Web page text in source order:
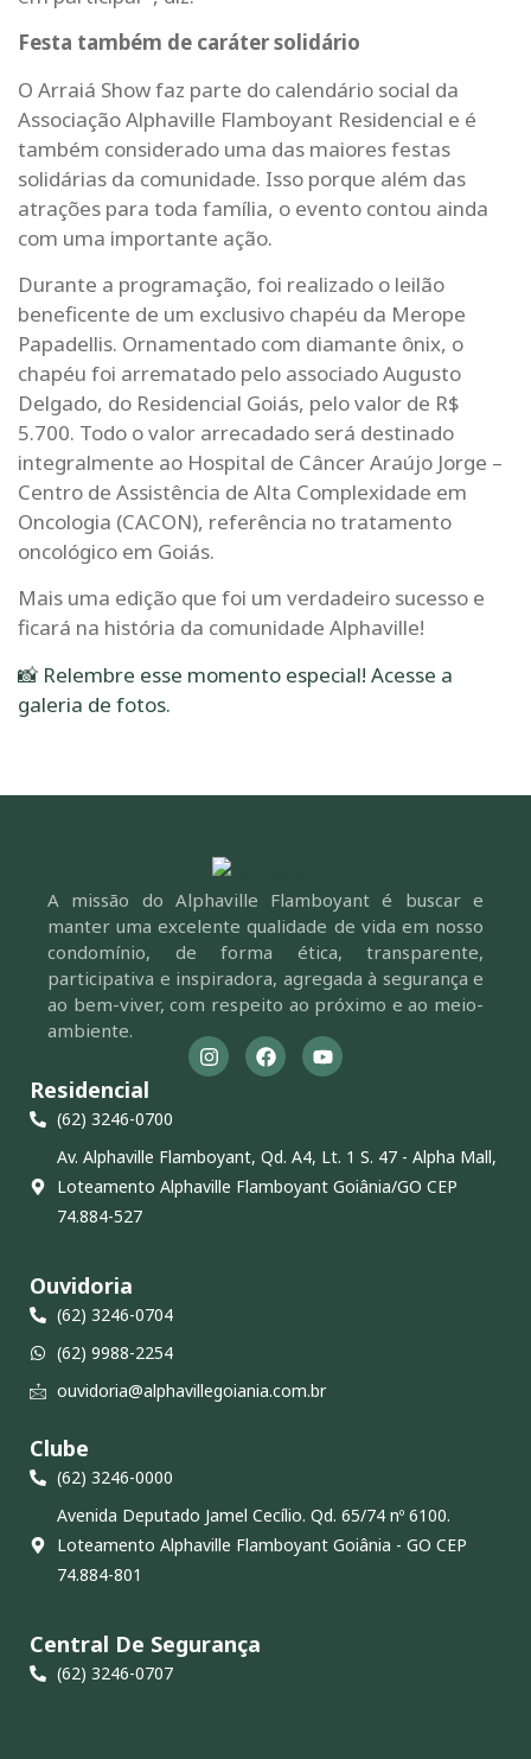
Festa também de caráter solidário
O Arraiá Show faz parte do calendário social da
Associação Alphaville Flamboyant Residencial e é
também considerado uma das maiores festas
solidárias da comunidade. Isso porque além das
atrações para toda família, o evento contou ainda
com uma importante ação.
Durante a programação, foi realizado o leilão
beneficente de um exclusivo chapéu da Merope
Papadellis. Ornamentado com diamante ônix, o
chapéu foi arrematado pelo associado Augusto
Delgado, do Residencial Goiás, pelo valor de R$
5.700. Todo o valor arrecadado será destinado
integralmente ao Hospital de Câncer Araújo Jorge –
Centro de Assistência de Alta Complexidade em
Oncologia (CACON), referência no tratamento
oncológico em Goiás.
Mais uma edição que foi um verdadeiro sucesso e
ficará na história da comunidade Alphaville!
📸 Relembre esse momento especial! Acesse a
galeria de fotos.
A missão do Alphaville Flamboyant é buscar e
manter uma excelente qualidade de vida em nosso
condomínio, de forma ética, transparente,
participativa e inspiradora, agregada à segurança e
ao bem-viver, com respeito ao próximo e ao meio-
ambiente.
Residencial
(62) 3246-0700
Av. Alphaville Flamboyant, Qd. A4, Lt. 1 S. 47 - Alpha Mall,
Loteamento Alphaville Flamboyant Goiânia/GO CEP
74.884-527
Ouvidoria
(62) 3246-0704
(62) 9988-2254
ouvidoria@alphavillegoiania.com.br
Clube
(62) 3246-0000
Avenida Deputado Jamel Cecílio. Qd. 65/74 nº 6100.
Loteamento Alphaville Flamboyant Goiânia - GO CEP
74.884-801
Central De Segurança
(62) 3246-0707